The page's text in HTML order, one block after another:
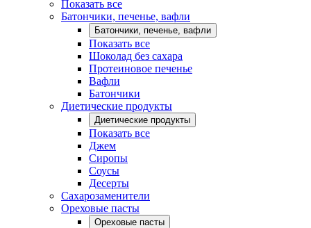
Показать все
Батончики, печенье, вафли
Батончики, печенье, вафли
Показать все
Шоколад без сахара
Протеиновое печенье
Вафли
Батончики
Диетические продукты
Диетические продукты
Показать все
Джем
Сиропы
Соусы
Десерты
Сахарозаменители
Ореховые пасты
Ореховые пасты